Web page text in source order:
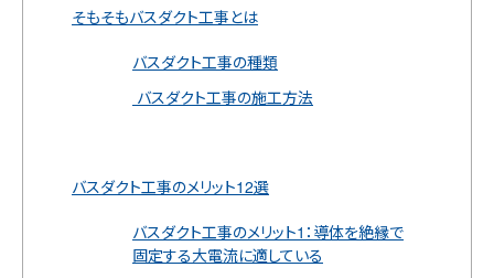
そもそもバスダクト工事とは
バスダクト工事の種類
バスダクト工事の施工方法
バスダクト工事のメリット12選
バスダクト工事のメリット1：導体を絶縁で
固定する大電流に適している